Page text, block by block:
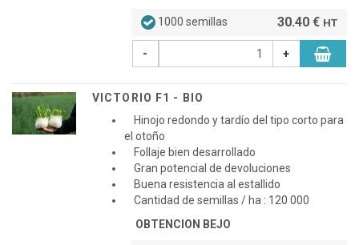
1000 semillas 30.40 € HT
- +
VICTORIO F1 - BIO
Hinojo redondo y tardío del tipo corto para
el otoño
Follaje bien desarrollado
Gran potencial de devoluciones
Buena resistencia al estallido
Cantidad de semillas / ha : 120 000
OBTENCION BEJO